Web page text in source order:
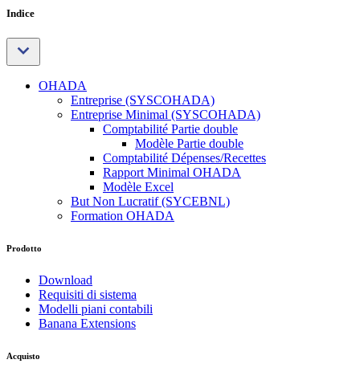
Indice
OHADA
Entreprise (SYSCOHADA)
Entreprise Minimal (SYSCOHADA)
Comptabilité Partie double
Modèle Partie double
Comptabilité Dépenses/Recettes
Rapport Minimal OHADA
Modèle Excel
But Non Lucratif (SYCEBNL)
Formation OHADA
Prodotto
Download
Requisiti di sistema
Modelli piani contabili
Banana Extensions
Acquisto